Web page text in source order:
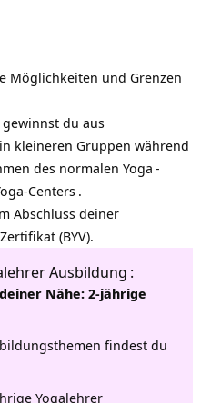
Möglichkeiten und Grenzen
du aus
kleineren Gruppen während
des normalen Yoga -
Centers.
Abschluss deiner
(BYV).
Ausbildung :
Nähe: 2-jährige
findest du
Yogalehrer